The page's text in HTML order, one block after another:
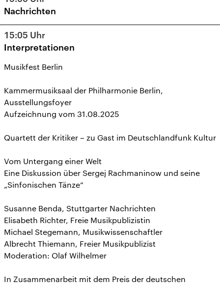
Nachrichten
15:05 Uhr
Interpretationen
Musikfest Berlin
Kammermusiksaal der Philharmonie Berlin,
Ausstellungsfoyer
Aufzeichnung vom 31.08.2025
Quartett der Kritiker – zu Gast im Deutschlandfunk Kultur
Vom Untergang einer Welt
Eine Diskussion über Sergej Rachmaninow und seine
„Sinfonischen Tänze“
Susanne Benda, Stuttgarter Nachrichten
Elisabeth Richter, Freie Musikpublizistin
Michael Stegemann, Musikwissenschaftler
Albrecht Thiemann, Freier Musikpublizist
Moderation: Olaf Wilhelmer
In Zusammenarbeit mit dem Preis der deutschen